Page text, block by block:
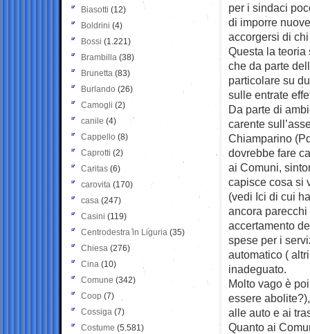
per i sindaci
di imporre
accorgersi di
Questa la
che da parte
particolare su
sulle entrate
Da parte di
carente
Chiamparino
dovrebbe fare
ai Comuni,
capisce cosa si
(vedi Ici di cui
ancora
accertamento
spese per i
automatico (
inadeguato.
Molto vago è
essere
alle auto e ai
Quanto ai
Biasotti (12)
Boldrini (4)
Bossi (1.221)
Brambilla (38)
Brunetta (83)
Burlando (26)
Camogli (2)
canile (4)
Cappello (8)
Caprotti (2)
Caritas (6)
carovita (170)
casa (247)
Casini (119)
Centrodestra in Liguria (35)
Chiesa (276)
Cina (10)
Comune (342)
Coop (7)
Cossiga (7)
Costume (5.581)